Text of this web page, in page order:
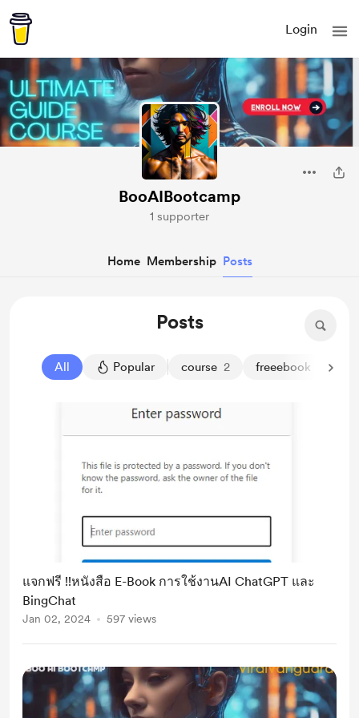
Login
BooAIBootcamp
1 supporter
Home Membership Posts
Posts
All Popular course 2 freeebook
แจกฟรี !!หนังสือ E-Book การใช้งานAI ChatGPT และ
BingChat
Jan 02, 2024 597 views